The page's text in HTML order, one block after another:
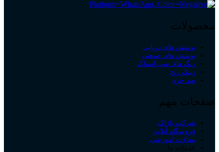
محصولات
پوشش های دریایی
پوشش های صنعتی
رنگ های سی استاک
زینک ریچ
ضد خزه
صفحات مهم
شرکت باژاک
فروشگاه آنلاین
مقالات آموزشی
خدمات ما